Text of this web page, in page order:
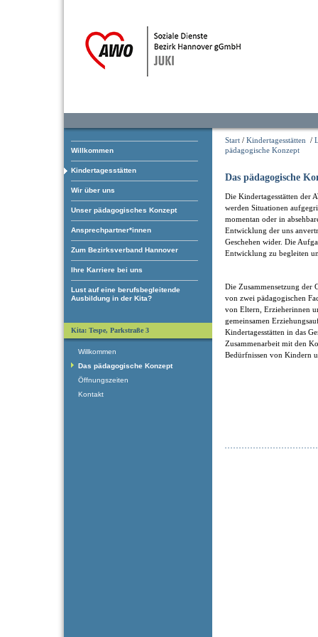
Willkommen
Kindertagesstätten
Wir über uns
Unser pädagogisches Konzept
Ansprechpartner*innen
Zum Bezirksverband Hannover
Ihre Karriere bei uns
Lust auf eine berufsbegleitende
Ausbildung in der Kita?
Start / Kindertagesstätten /
pädagogische Konzept
Das pädagogische
Die Kindertagesstätten der
werden Situationen
momentan oder in
Entwicklung der uns
Geschehen wider. Die
Entwicklung zu begleiten
Die Zusammensetzung der
von zwei pädagogischen
von Eltern, Erzieherinnen
gemeinsamen
Kindertagesstätten in das
Zusammenarbeit mit den
Bedürfnissen von Kindern
Kita: Tespe, Parkstraße 3
Willkommen
Das pädagogische Konzept
Öffnungszeiten
Kontakt